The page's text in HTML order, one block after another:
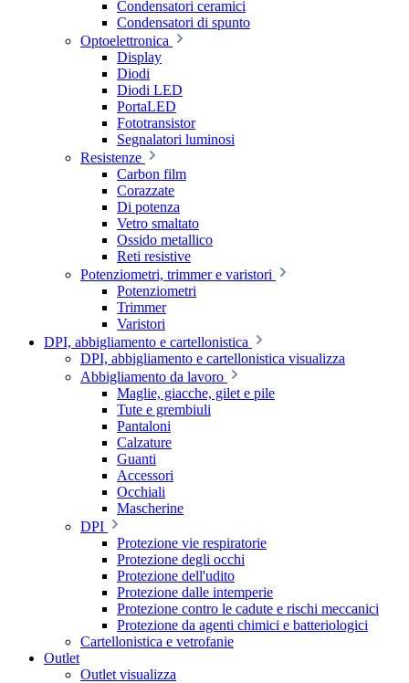
Condensatori ceramici
Condensatori di spunto
Optoelettronica
Display
Diodi
Diodi LED
PortaLED
Fototransistor
Segnalatori luminosi
Resistenze
Carbon film
Corazzate
Di potenza
Vetro smaltato
Ossido metallico
Reti resistive
Potenziometri, trimmer e varistori
Potenziometri
Trimmer
Varistori
DPI, abbigliamento e cartellonistica
DPI, abbigliamento e cartellonistica visualizza
Abbigliamento da lavoro
Maglie, giacche, gilet e pile
Tute e grembiuli
Pantaloni
Calzature
Guanti
Accessori
Occhiali
Mascherine
DPI
Protezione vie respiratorie
Protezione degli occhi
Protezione dell'udito
Protezione dalle intemperie
Protezione contro le cadute e rischi meccanici
Protezione da agenti chimici e batteriologici
Cartellonistica e vetrofanie
Outlet
Outlet visualizza